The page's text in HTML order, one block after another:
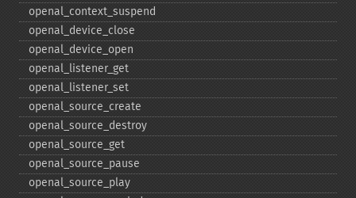
openal_​context_​suspend
openal_​device_​close
openal_​device_​open
openal_​listener_​get
openal_​listener_​set
openal_​source_​create
openal_​source_​destroy
openal_​source_​get
openal_​source_​pause
openal_​source_​play